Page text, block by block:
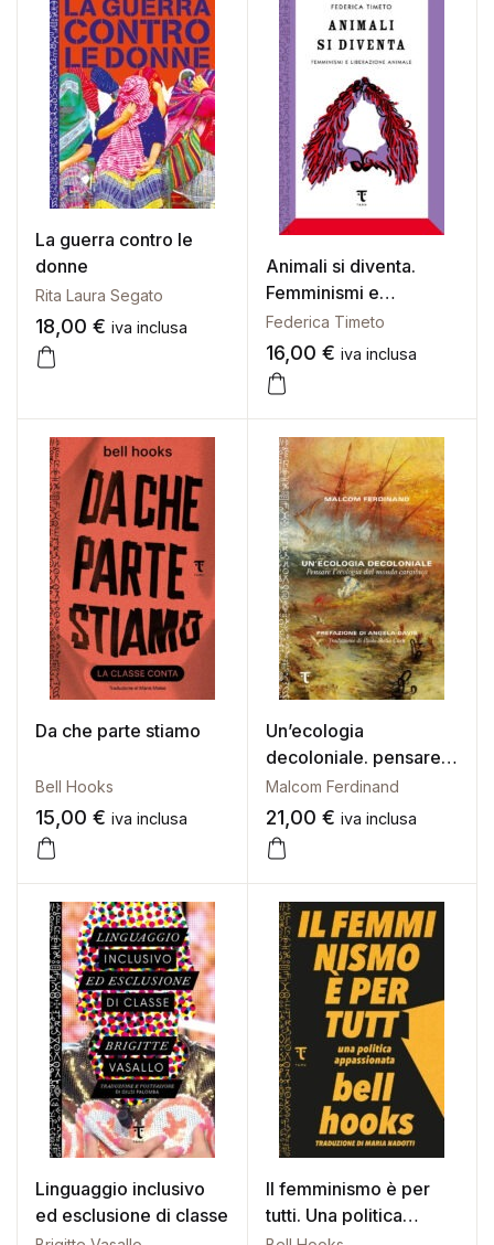
La guerra contro le
donne
Rita Laura Segato
18,00 € iva inclusa
Animali si diventa.
Femminismi e
liberazione animale
Federica Timeto
16,00 € iva inclusa
Da che parte stiamo
Bell Hooks
15,00 € iva inclusa
Un’ecologia
decoloniale. pensare
l’ecologia dal mondo
caraibico
Malcom Ferdinand
21,00 € iva inclusa
Linguaggio inclusivo
ed esclusione di classe
Il femminismo è per
tutti. Una politica